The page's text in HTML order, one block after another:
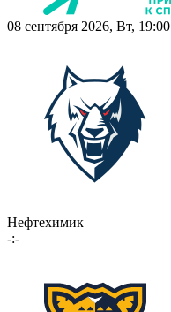
08 сентября 2026, Вт, 19:00
Нефтехимик
-:-